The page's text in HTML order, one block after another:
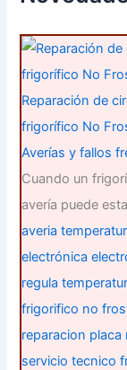
o
:
Reparación de
frigorífico No
Averías y fallos
Cuando un
avería puede
averia
electrónica
regula
frigorifico no
reparacion placa
servicio tecnico